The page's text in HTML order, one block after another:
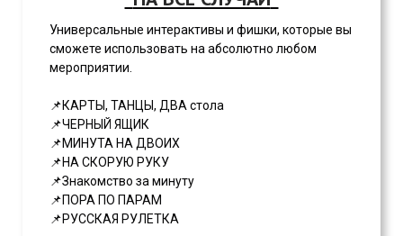
Универсальные интерактивы и фишки, которые вы
сможете использовать на абсолютно любом
мероприятии.
📌КАРТЫ, ТАНЦЫ, ДВА стола
📌ЧЕРНЫЙ ЯЩИК
📌МИНУТА НА ДВОИХ
📌НА СКОРУЮ РУКУ
📌Знакомство за минуту
📌ПОРА ПО ПАРАМ
📌РУССКАЯ РУЛЕТКА